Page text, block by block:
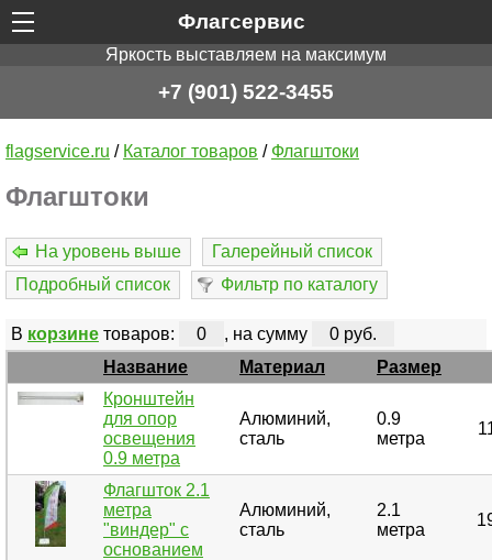
Флагсервис
Яркость выставляем на максимум
+7 (901) 522-3455
flagservice.ru / Каталог товаров / Флагштоки
Флагштоки
На уровень выше
Галерейный список
Подробный список
Фильтр по каталогу
В корзинетоваров: 0 , на сумму
0 руб.
Название
Материал
Размер
Кронштейн
для опор
освещения
0.9 метра
Алюминий,
сталь
0.9
метра
Флагшток 2.1
метра
"виндер" с
основанием
Алюминий,
сталь
2.1
метра